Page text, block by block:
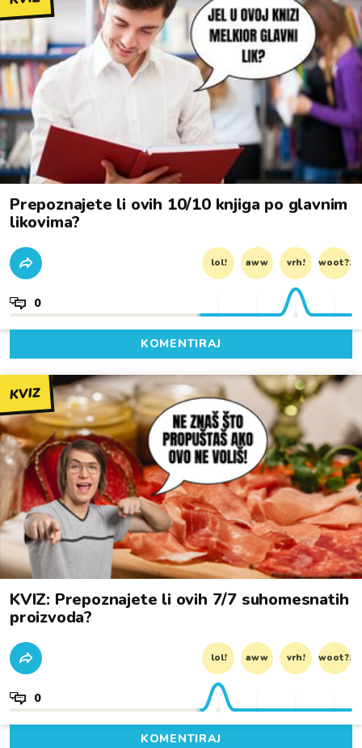
Prepoznajete li ovih 10/10 knjiga po glavnim
likovima?
lol! aww vrh! woot?!
0
KOMENTIRAJ
KVIZ
KVIZ: Prepoznajete li ovih 7/7 suhomesnatih
proizvoda?
lol! aww vrh! woot?!
0
KOMENTIRAJ